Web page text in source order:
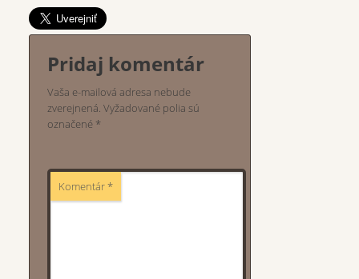
Pridaj komentár
Vaša e-mailová adresa nebude
zverejnená. Vyžadované polia sú
označené*
Komentár*